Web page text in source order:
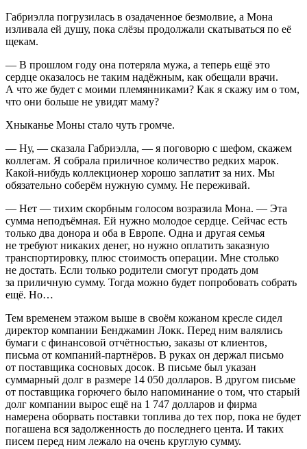
Габриэлла погрузилась в озадаченное безмолвие, а Мона
изливала ей душу, пока слёзы продолжали скатываться по её
щекам.
— В прошлом году она потеряла мужа, а теперь ещё это
сердце оказалось не таким надёжным, как обещали врачи.
А что же будет с моими племянниками? Как я скажу им о том,
что они больше не увидят маму?
Хныканье Моны стало чуть громче.
— Ну, — сказала Габриэлла, — я поговорю с шефом, скажем
коллегам. Я собрала приличное количество редких марок.
Какой-нибудь коллекционер хорошо заплатит за них. Мы
обязательно соберём нужную сумму. Не переживай.
— Нет — тихим скорбным голосом возразила Мона. — Эта
сумма неподъёмная. Ей нужно молодое сердце. Сейчас есть
только два донора и оба в Европе. Одна и другая семья
не требуют никаких денег, но нужно оплатить заказную
транспортировку, плюс стоимость операции. Мне столько
не достать. Если только родители смогут продать дом
за приличную сумму. Тогда можно будет попробовать собрать
ещё. Но…
Тем временем этажом выше в своём кожаном кресле сидел
директор компании Бенджамин Локк. Перед ним валялись
бумаги с финансовой отчётностью, заказы от клиентов,
письма от компаний-партнёров. В руках он держал письмо
от поставщика сосновых досок. В письме был указан
суммарный долг в размере 14 050 долларов. В другом письме
от поставщика горючего было напоминание о том, что старый
долг компании вырос ещё на 1 747 долларов и фирма
намерена оборвать поставки топлива до тех пор, пока не будет
погашена вся задолженность до последнего цента. И таких
писем перед ним лежало на очень круглую сумму.